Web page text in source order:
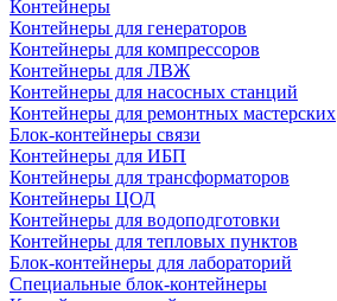
Контейнеры
Контейнеры для генераторов
Контейнеры для компрессоров
Контейнеры для ЛВЖ
Контейнеры для насосных станций
Контейнеры для ремонтных мастерских
Блок-контейнеры связи
Контейнеры для ИБП
Контейнеры для трансформаторов
Контейнеры ЦОД
Контейнеры для водоподготовки
Контейнеры для тепловых пунктов
Блок-контейнеры для лабораторий
Специальные блок-контейнеры